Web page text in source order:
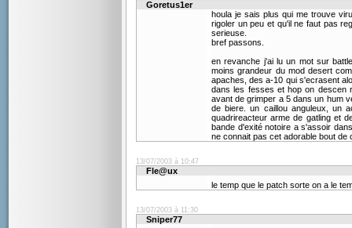
Goretus1er
houla je sais plus qui me trouve
rigoler un peu et qu'il ne faut pas
serieuse.
bref passons.
en revanche j'ai lu un mot sur
moins grandeur du mod desert
apaches, des a-10 qui s'ecrasent
dans les fesses et hop on descen
avant de grimper a 5 dans un hum
de biere. un caillou anguleux, un
quadrireacteur arme de gatling et
bande d'exité notoire a s'assoir
ne connait pas cet adorable bout de
13/07/2003 à 10:47
Fle@ux
le temp que le patch sorte on a le
13/07/2003 à 11:30
Sniper77